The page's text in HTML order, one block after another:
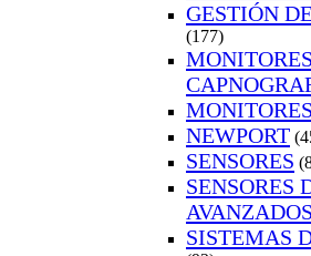
GESTIÓN
(177)
NEWPORT
SENSORES
SENSORES
AVANZADOS
SISTEMAS